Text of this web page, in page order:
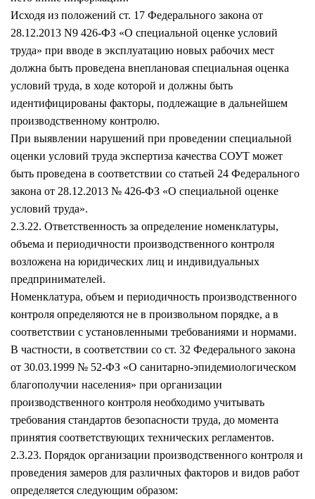
Исходя из положений ст. 17 Федерального закона от
28.12.2013 N9 426-ФЗ «О специальной оценке условий
труда» при вводе в эксплуатацию новых рабочих мест
должна быть проведена внеплановая специальная оценка
условий труда, в ходе которой и должны быть
идентифицированы факторы, подлежащие в дальнейшем
производственному контролю.
При выявлении нарушений при проведении специальной
оценки условий труда экспертиза качества СОУТ может
быть проведена в соответствии со статьей 24 Федерального
закона от 28.12.2013 № 426-ФЗ «О специальной оценке
условий труда».
2.3.22. Ответственность за определение номенклатуры,
объема и периодичности производственного контроля
возложена на юридических лиц и индивидуальных
предпринимателей.
Номенклатура, объем и периодичность производственного
контроля определяются не в произвольном порядке, а в
соответствии с установленными требованиями и нормами.
В частности, в соответствии со ст. 32 Федерального закона
от 30.03.1999 № 52-ФЗ «О санитарно-эпидемиологическом
благополучии населения» при организации
производственного контроля необходимо учитывать
требования стандартов безопасности труда, до момента
принятия соответствующих технических регламентов.
2.3.23. Порядок организации производственного контроля и
проведения замеров для различных факторов и видов работ
определяется следующим образом: